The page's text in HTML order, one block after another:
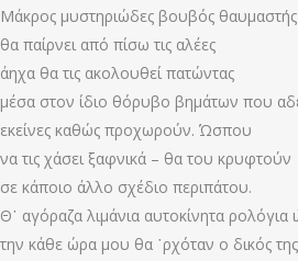
Μάκρος μυστηριώδες βουβός θαυμαστής
θα παίρνει από πίσω τις αλέες
άηχα θα τις ακολουθεί πατώντας
μέσα στον ίδιο θόρυβο βημάτων που
εκείνες καθώς προχωρούν. Ώσπου
να τις χάσει ξαφνικά – θα του κρυφτούν
σε κάποιο άλλο σχέδιο περιπάτου.
Θ᾿ αγόραζα λιμάνια αυτοκίνητα ρολόγια
την κάθε ώρα μου θα ῾ρχόταν ο δικός της